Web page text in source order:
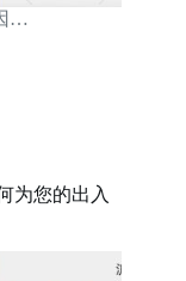
…
为您的出入